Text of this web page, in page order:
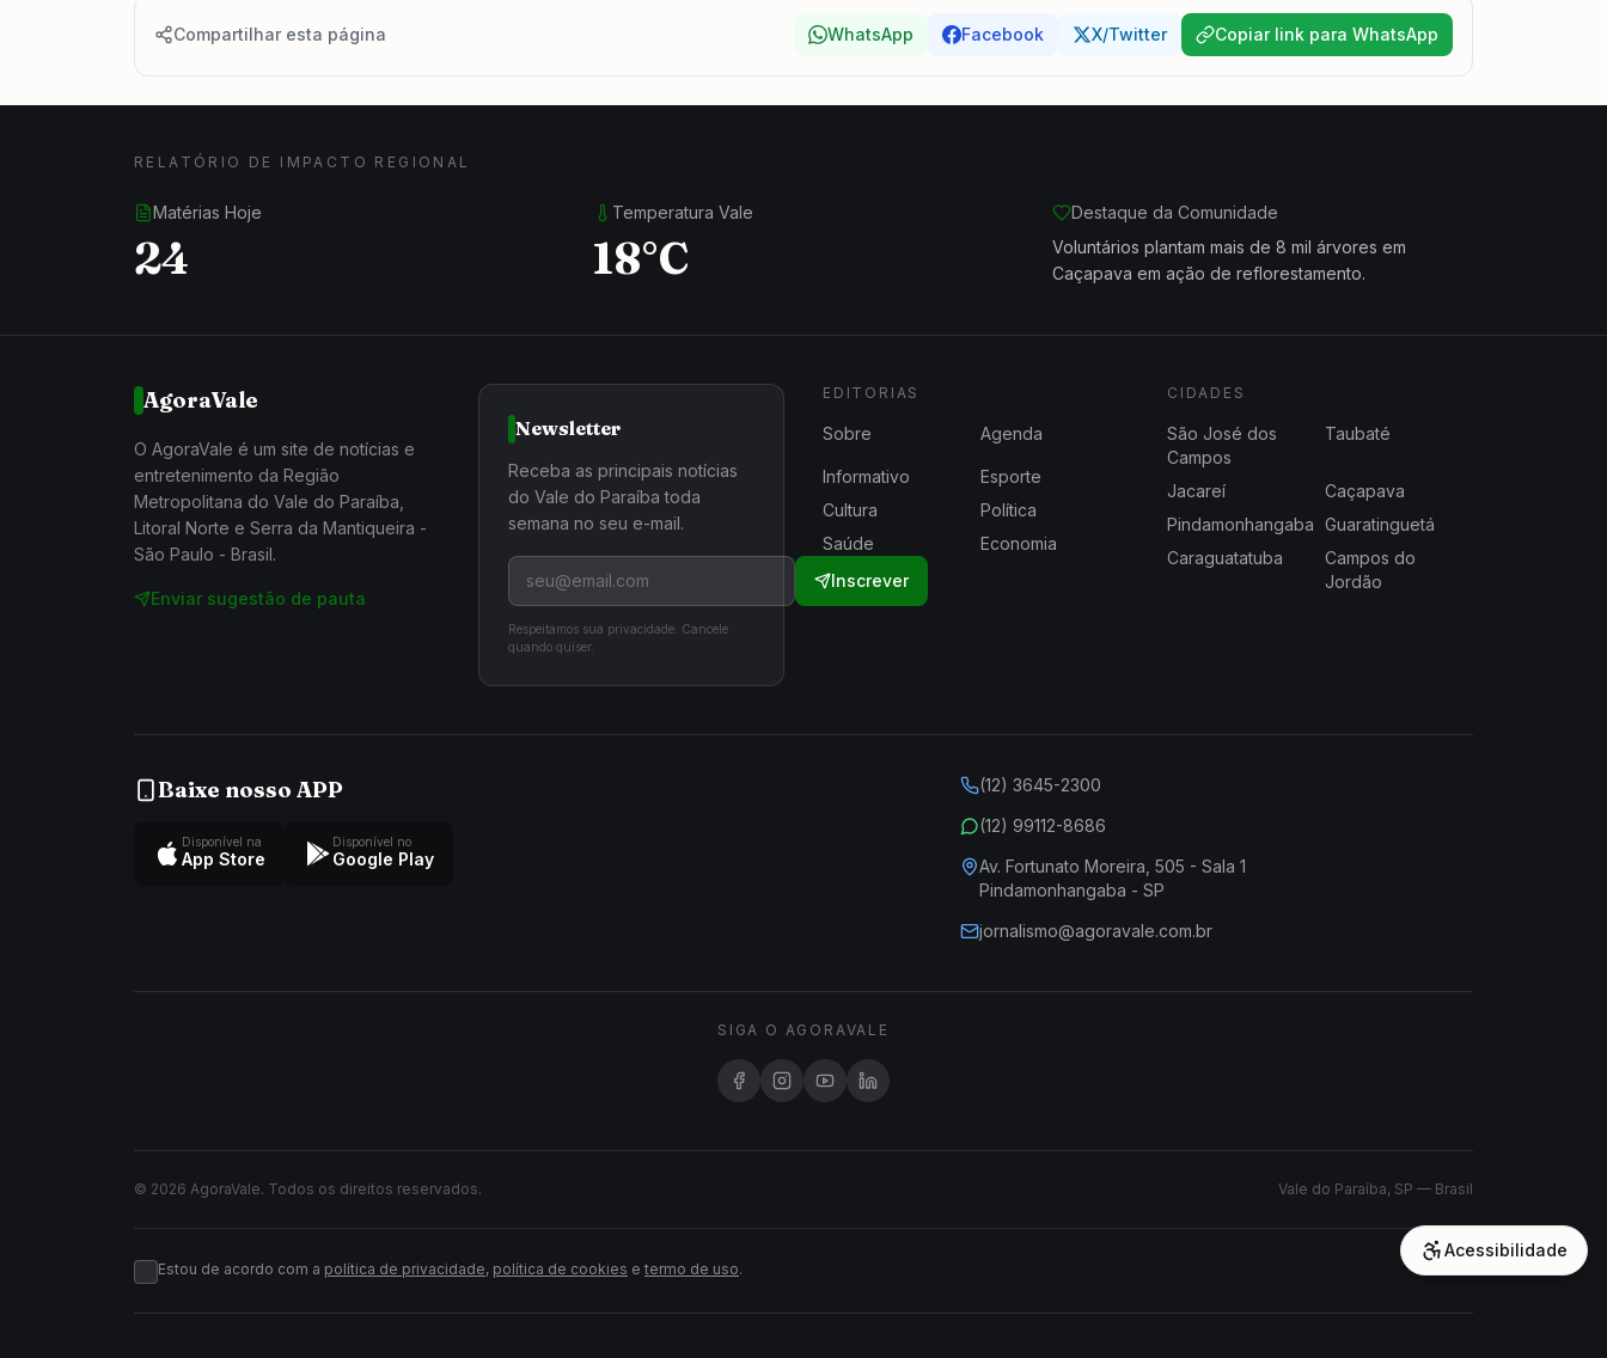
Compartilhar esta página WhatsApp Facebook X/Twitter Copiar link para WhatsApp
RELATÓRIO DE IMPACTO REGIONAL
Matérias Hoje
24
Temperatura Vale
18°C
Destaque da Comunidade
Voluntários plantam mais de 8 mil árvores em
Caçapava em ação de reflorestamento.
AgoraVale
O AgoraVale é um site de notícias e
entretenimento da Região
Metropolitana do Vale do Paraíba,
Litoral Norte e Serra da Mantiqueira -
São Paulo - Brasil.
Enviar sugestão de pauta
Newsletter
Receba as principais notícias
do Vale do Paraíba toda
semana no seu e-mail.
Inscrever
Respeitamos sua privacidade. Cancele
quando quiser.
EDITORIAS
Sobre Agenda
Informativo
Esporte
Cultura
Política
Saúde
Economia
CIDADES
São José dos
Campos
Taubaté
Jacareí
Caçapava
Pindamonhangaba Guaratinguetá
Caraguatatuba
Campos do
Jordão
Baixe nosso APP
Disponível na
App Store
Disponível no
Google Play
(12) 3645-2300
(12) 99112-8686
Av. Fortunato Moreira, 505 - Sala 1
Pindamonhangaba - SP
jornalismo@agoravale.com.br
SIGA O AGORAVALE
© 2026 AgoraVale. Todos os direitos reservados. Vale do Paraíba, SP — Brasil
Estou de acordo com a política de privacidade, política de cookies e termo de uso.
Acessibilidade